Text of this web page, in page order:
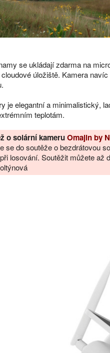
se ukládají zdarma na
úložiště. Kamera
je elegantní a minimalistický,
teplotám.
o solární kameruOmajin by
se do soutěže o bezdrátovou
losování. Soutěžit můžete až